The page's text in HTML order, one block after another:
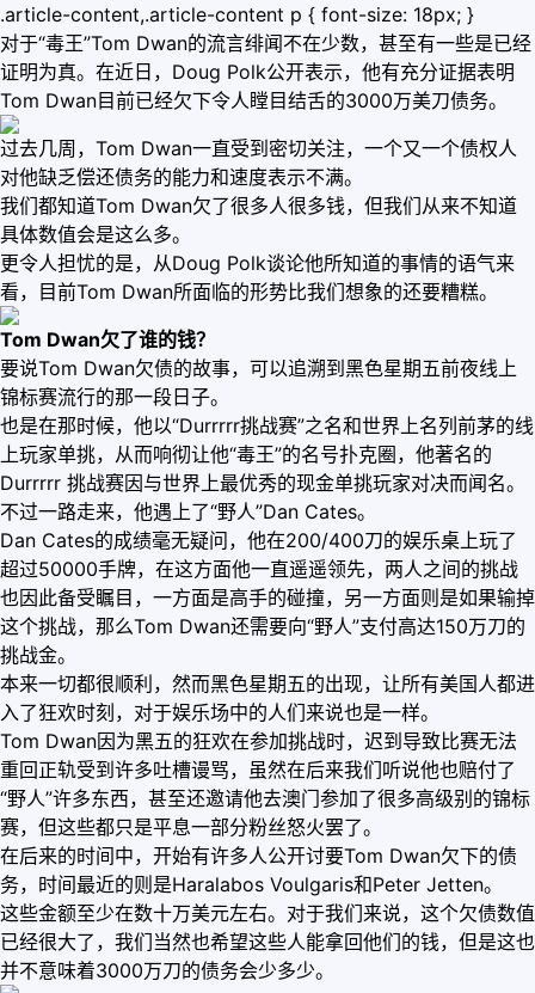
.article-content,.article-content p { font-size: 18px; }
对于“毒王”Tom Dwan的流言绯闻不在少数，甚至有一些是已经
证明为真。在近日，Doug Polk公开表示，他有充分证据表明
Tom Dwan目前已经欠下令人瞠目结舌的3000万美刀债务。
过去几周，Tom Dwan一直受到密切关注，一个又一个债权人
对他缺乏偿还债务的能力和速度表示不满。
我们都知道Tom Dwan欠了很多人很多钱，但我们从来不知道
具体数值会是这么多。
更令人担忧的是，从Doug Polk谈论他所知道的事情的语气来
看，目前Tom Dwan所面临的形势比我们想象的还要糟糕。
Tom Dwan欠了谁的钱？
要说Tom Dwan欠债的故事，可以追溯到黑色星期五前夜线上
锦标赛流行的那一段日子。
也是在那时候，他以“Durrrrr挑战赛”之名和世界上名列前茅的线
上玩家单挑，从而响彻让他“毒王”的名号扑克圈，他著名的
Durrrrr 挑战赛因与世界上最优秀的现金单挑玩家对决而闻名。
不过一路走来，他遇上了“野人”Dan Cates。
Dan Cates的成绩毫无疑问，他在200/400刀的娱乐桌上玩了
超过50000手牌，在这方面他一直遥遥领先，两人之间的挑战
也因此备受瞩目，一方面是高手的碰撞，另一方面则是如果输掉
这个挑战，那么Tom Dwan还需要向“野人”支付高达150万刀的
挑战金。
本来一切都很顺利，然而黑色星期五的出现，让所有美国人都进
入了狂欢时刻，对于娱乐场中的人们来说也是一样。
Tom Dwan因为黑五的狂欢在参加挑战时，迟到导致比赛无法
重回正轨受到许多吐槽谩骂，虽然在后来我们听说他也赔付了
“野人”许多东西，甚至还邀请他去澳门参加了很多高级别的锦标
赛，但这些都只是平息一部分粉丝怒火罢了。
在后来的时间中，开始有许多人公开讨要Tom Dwan欠下的债
务，时间最近的则是Haralabos Voulgaris和Peter Jetten。
这些金额至少在数十万美元左右。对于我们来说，这个欠债数值
已经很大了，我们当然也希望这些人能拿回他们的钱，但是这也
并不意味着3000万刀的债务会少多少。